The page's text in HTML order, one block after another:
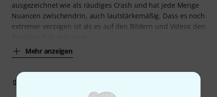
ausgezeichnet wie als räudiges Crash und hat jede Menge
Nuancen zwischendrin, auch lautstärkemäßig. Dass es noch
extremer verzogen ist als es auf den Bildern und Videos den
Mehr anzeigen